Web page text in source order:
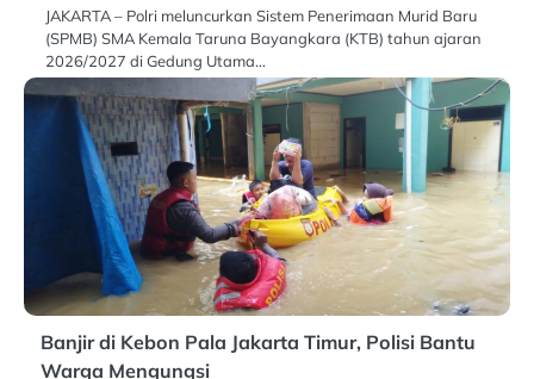
JAKARTA – Polri meluncurkan Sistem Penerimaan Murid Baru
(SPMB) SMA Kemala Taruna Bayangkara (KTB) tahun ajaran
2026/2027 di Gedung Utama…
Banjir di Kebon Pala Jakarta Timur, Polisi Bantu
Warga Mengungsi